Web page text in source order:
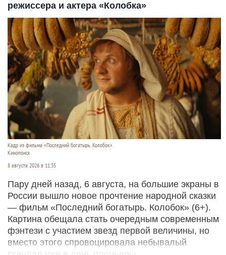
режиссера и актера «Колобка»
Кадр из фильма «Последний богатырь. Колобок».
Кинопоиск
8 августа 2026 в 11:35
Пару дней назад, 6 августа, на большие экраны в
России вышло новое прочтение народной сказки
— фильм «Последний богатырь. Колобок» (6+).
Картина обещала стать очередным современным
фэнтези с участием звезд первой величины, но
вместо этого спровоцировала небывалый